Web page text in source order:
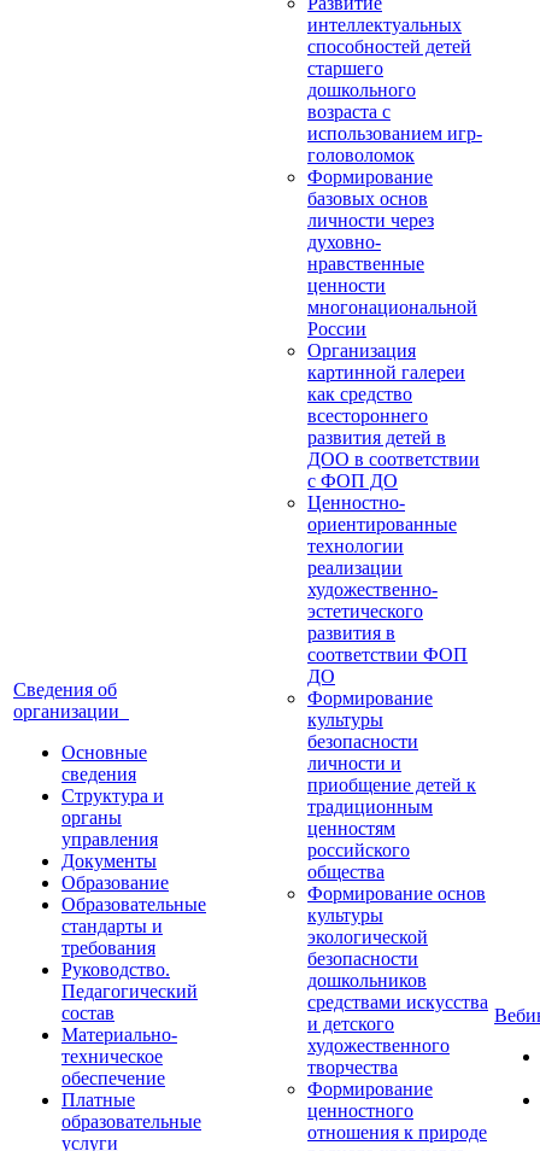
Сведения об
организации
Основные
сведения
Структура и
органы
управления
Документы
Образование
Образовательные
стандарты и
требования
Руководство.
Педагогический
состав
Материально-
техническое
обеспечение
Платные
образовательные
услуги
интеллектуальных
способностей детей
старшего
дошкольного
возраста с
использованием игр-
головоломок
Формирование
базовых основ
личности через
духовно-
нравственные
ценности
многонациональной
России
Организация
картинной галереи
как средство
всестороннего
развития детей в
ДОО в соответствии
с ФОП ДО
Ценностно-
ориентированные
технологии
реализации
художественно-
эстетического
развития в
соответствии ФОП
ДО
Формирование
культуры
безопасности
личности и
приобщение детей к
традиционным
ценностям
российского
общества
Формирование основ
культуры
экологической
безопасности
дошкольников
средствами искусства
и детского
художественного
творчества
Формирование
ценностного
отношения к природе